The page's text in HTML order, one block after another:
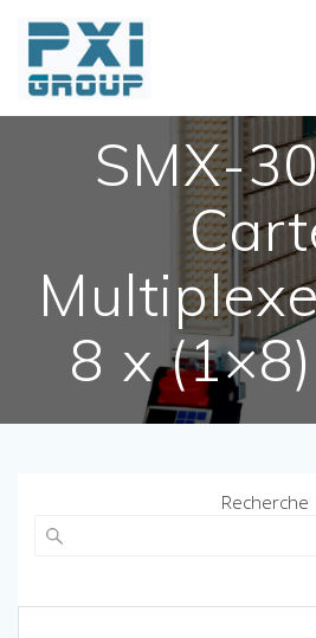
SMX-
8 x
Recherche